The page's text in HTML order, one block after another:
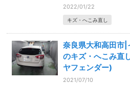
2022/01/22
キズ・へこみ直し
奈良県大和高田市
のキズ・へこみ直
ヤフェンダー)
2021/07/10